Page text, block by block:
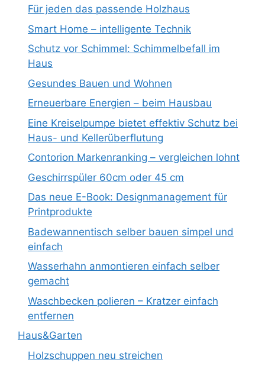
Für jeden das passende Holzhaus
Smart Home – intelligente Technik
Schutz vor Schimmel: Schimmelbefall im
Haus
Gesundes Bauen und Wohnen
Erneuerbare Energien – beim Hausbau
Eine Kreiselpumpe bietet effektiv Schutz bei
Haus- und Kellerüberflutung
Contorion Markenranking – vergleichen lohnt
Geschirrspüler 60cm oder 45 cm
Das neue E-Book: Designmanagement für
Printprodukte
Badewannentisch selber bauen simpel und
einfach
Wasserhahn anmontieren einfach selber
gemacht
Waschbecken polieren – Kratzer einfach
entfernen
Haus&Garten
Holzschuppen neu streichen